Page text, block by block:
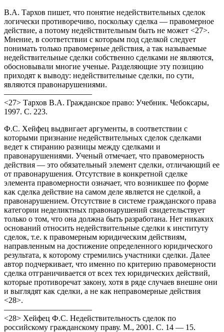
В.А. Тархов пишет, что понятие недействительных сделок
логически противоречиво, поскольку сделка — правомерное
действие, а потому недействительным быть не может <27>.
Мнение, в соответствии с которым под сделкой следует
понимать только правомерные действия, а так называемые
недействительные сделки собственно сделками не являются,
обосновывали многие ученые. Разделяющие эту позицию
приходят к выводу: недействительные сделки, по сути,
являются правонарушениями.
———————————
<27> Тархов В.А. Гражданское право: Учебник. Чебоксары,
1997. С. 223.
Ф.С. Хейфец выдвигает аргументы, в соответствии с
которыми признание недействительных сделок сделками
ведет к стиранию разницы между сделками и
правонарушениями. Ученый отмечает, что правомерность
действия — это обязательный элемент сделки, отличающий ее
от правонарушения. Отсутствие в конкретной сделке
элемента правомерности означает, что возникшее по форме
как сделка действие на самом деле является не сделкой, а
правонарушением. Отсутствие в системе гражданского права
категории неделиктных правонарушений свидетельствует
только о том, что она должна быть разработана. Нет никаких
оснований относить недействительные сделки к институту
сделок, т.е. к правомерным юридическим действиям,
направленным на достижение определенного юридического
результата, к которому стремились участники сделки. Далее
автор подчеркивает, что именно по критерию правомерности
сделка отграничивается от всех тех юридических действий,
которые противоречат закону, хотя в ряде случаев внешне они
и выглядят как сделки, а не как неправомерные действия
<28>.
———————————
<28> Хейфец Ф.С. Недействительность сделок по
российскому гражданскому праву. М., 2001. С. 14 — 15.